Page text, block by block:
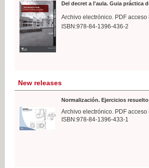
Del decret a l'aula. Guia práctica
Archivo electrónico. PDF acceso
ISBN:978-84-1396-436-2
New releases
Normalización. Ejercicios
Archivo electrónico. PDF acceso
ISBN:978-84-1396-433-1